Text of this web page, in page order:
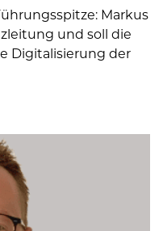
Markus
und soll die
Digitalisierung der